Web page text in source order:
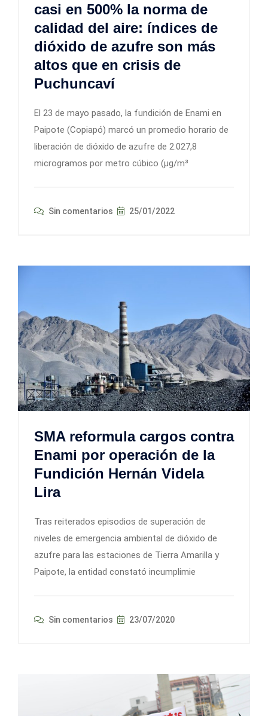
casi en 500% la norma de
calidad del aire: índices de
dióxido de azufre son más
altos que en crisis de
Puchuncaví
El 23 de mayo pasado, la fundición de Enami en
Paipote (Copiapó) marcó un promedio horario de
liberación de dióxido de azufre de 2.027,8
microgramos por metro cúbico (µg/m³
Sin comentarios 25/01/2022
SMA reformula cargos contra
Enami por operación de la
Fundición Hernán Videla
Lira
Tras reiterados episodios de superación de
niveles de emergencia ambiental de dióxido de
azufre para las estaciones de Tierra Amarilla y
Paipote, la entidad constató incumplimie
Sin comentarios 23/07/2020